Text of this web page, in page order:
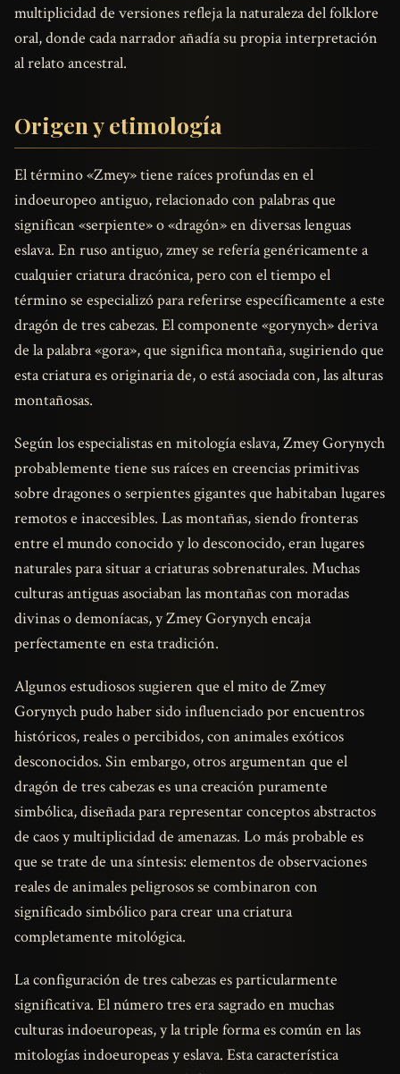
multiplicidad de versiones refleja la naturaleza del folklore
oral, donde cada narrador añadía su propia interpretación
al relato ancestral.
Origen y etimología
El término «Zmey» tiene raíces profundas en el
indoeuropeo antiguo, relacionado con palabras que
significan «serpiente» o «dragón» en diversas lenguas
eslava. En ruso antiguo, zmey se refería genéricamente a
cualquier criatura dracónica, pero con el tiempo el
término se especializó para referirse específicamente a este
dragón de tres cabezas. El componente «gorynych» deriva
de la palabra «gora», que significa montaña, sugiriendo que
esta criatura es originaria de, o está asociada con, las alturas
montañosas.
Según los especialistas en mitología eslava, Zmey Gorynych
probablemente tiene sus raíces en creencias primitivas
sobre dragones o serpientes gigantes que habitaban lugares
remotos e inaccesibles. Las montañas, siendo fronteras
entre el mundo conocido y lo desconocido, eran lugares
naturales para situar a criaturas sobrenaturales. Muchas
culturas antiguas asociaban las montañas con moradas
divinas o demoníacas, y Zmey Gorynych encaja
perfectamente en esta tradición.
Algunos estudiosos sugieren que el mito de Zmey
Gorynych pudo haber sido influenciado por encuentros
históricos, reales o percibidos, con animales exóticos
desconocidos. Sin embargo, otros argumentan que el
dragón de tres cabezas es una creación puramente
simbólica, diseñada para representar conceptos abstractos
de caos y multiplicidad de amenazas. Lo más probable es
que se trate de una síntesis: elementos de observaciones
reales de animales peligrosos se combinaron con
significado simbólico para crear una criatura
completamente mitológica.
La configuración de tres cabezas es particularmente
significativa. El número tres era sagrado en muchas
culturas indoeuropeas, y la triple forma es común en las
mitologías indoeuropeas y eslava. Esta característica